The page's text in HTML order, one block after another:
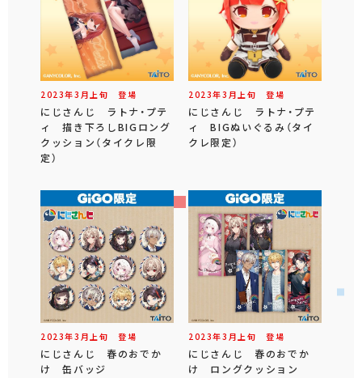
2023年3 月 上旬 登場
にじさんじ ラトナ・プテ
ィ 描き下ろしBIGロング
クッション（タイクレ限
定）
2023年3 月 上旬 登場
にじさんじ ラトナ・プテ
ィ BIGぬいぐるみ（タイ
クレ限定）
2023年3 月上旬 登場
にじさんじ 春のおでか
け 缶バッジ
2023年3 月上旬 登場
にじさんじ 春のおでか
け ロングクッション